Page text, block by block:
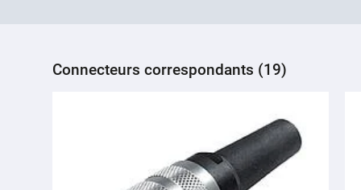
Connecteurs correspondants (19)